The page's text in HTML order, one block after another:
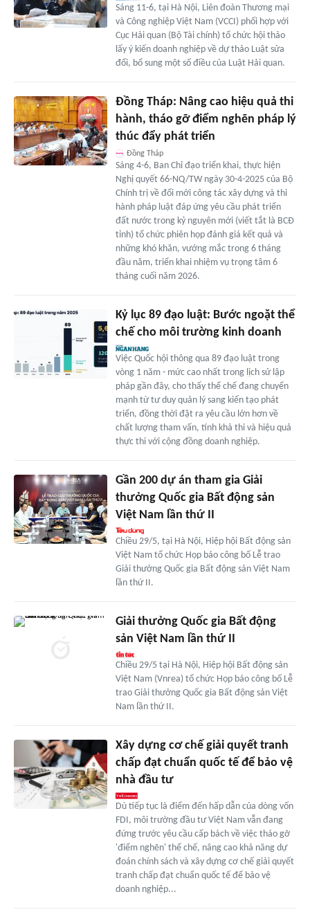
Sáng 11-6, tại Hà Nội, Liên đoàn Thương mại
và Công nghiệp Việt Nam (VCCI) phối hợp với
Cục Hải quan (Bộ Tài chính) tổ chức hội thảo
lấy ý kiến doanh nghiệp về dự thảo Luật sửa
đổi, bổ sung một số điều của Luật Hải quan.
Đồng Tháp: Nâng cao hiệu quả thi
hành, tháo gỡ điểm nghẽn pháp lý
thúc đẩy phát triển
Đồng Tháp
Sáng 4-6, Ban Chỉ đạo triển khai, thực hiện
Nghị quyết 66-NQ/TW ngày 30-4-2025 của Bộ
Chính trị về đổi mới công tác xây dựng và thi
hành pháp luật đáp ứng yêu cầu phát triển
đất nước trong kỷ nguyên mới (viết tắt là BCĐ
tỉnh) tổ chức phiên họp đánh giá kết quả và
những khó khăn, vướng mắc trong 6 tháng
đầu năm, triển khai nhiệm vụ trọng tâm 6
tháng cuối năm 2026.
Kỷ lục 89 đạo luật: Bước ngoặt thể
chế cho môi trường kinh doanh
Việc Quốc hội thông qua 89 đạo luật trong
vòng 1 năm - mức cao nhất trong lịch sử lập
pháp gần đây, cho thấy thể chế đang chuyển
mạnh từ tư duy quản lý sang kiến tạo phát
triển, đồng thời đặt ra yêu cầu lớn hơn về
chất lượng tham vấn, tính khả thi và hiệu quả
thực thi với cộng đồng doanh nghiệp.
Gần 200 dự án tham gia Giải
thưởng Quốc gia Bất động sản
Việt Nam lần thứ II
Chiều 29/5, tại Hà Nội, Hiệp hội Bất động sản
Việt Nam tổ chức Họp báo công bố Lễ trao
Giải thưởng Quốc gia Bất động sản Việt Nam
lần thứ II.
Giải thưởng Quốc gia Bất động
sản Việt Nam lần thứ II
Chiều 29/5 tại Hà Nội, Hiệp hội Bất động sản
Việt Nam (Vnrea) tổ chức Họp báo công bố Lễ
trao Giải thưởng Quốc gia Bất động sản Việt
Nam lần thứ II.
Xây dựng cơ chế giải quyết tranh
chấp đạt chuẩn quốc tế để bảo vệ
nhà đầu tư
Dù tiếp tục là điểm đến hấp dẫn của dòng vốn
FDI, môi trường đầu tư Việt Nam vẫn đang
đứng trước yêu cầu cấp bách về việc tháo gỡ
'điểm nghẽn' thể chế, nâng cao khả năng dự
đoán chính sách và xây dựng cơ chế giải quyết
tranh chấp đạt chuẩn quốc tế để bảo vệ
doanh nghiệp...